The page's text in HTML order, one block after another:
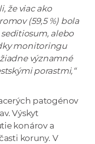
že viac ako
(59,5 %) bola
alebo
monitoringu
významné
porastmi,“
patogénov
Výskyt
konárov a
koruny. V